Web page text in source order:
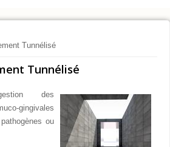
Tunnélisé
Tunnélisé
des
gingivales
ou